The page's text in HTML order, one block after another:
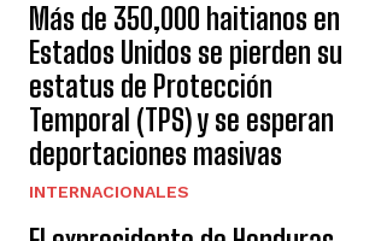
Más de 350,000 haitianos en
Estados Unidos se pierden su
estatus de Protección
Temporal (TPS) y se esperan
deportaciones masivas
INTERNACIONALES